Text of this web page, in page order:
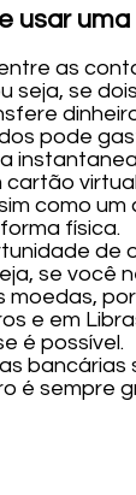
usar
as
seja, se
pode
cartão
como
física.
de
se você
moedas,
e em
é possível.
bancárias
é sempre